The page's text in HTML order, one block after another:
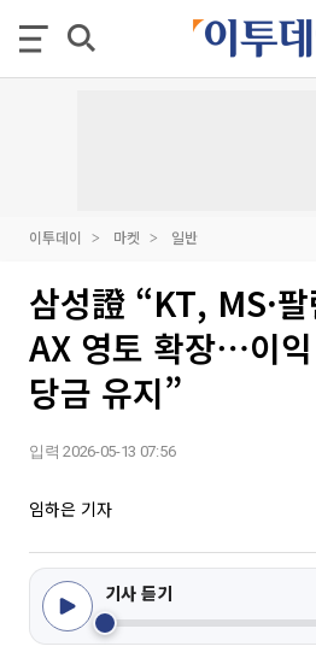
이투데이 마켓 일반
삼성證 “KT, MS·
AX 영토 확장⋯이
당금 유지”
입력 2026-05-13 07:56
임하은 기자
기사 듣기